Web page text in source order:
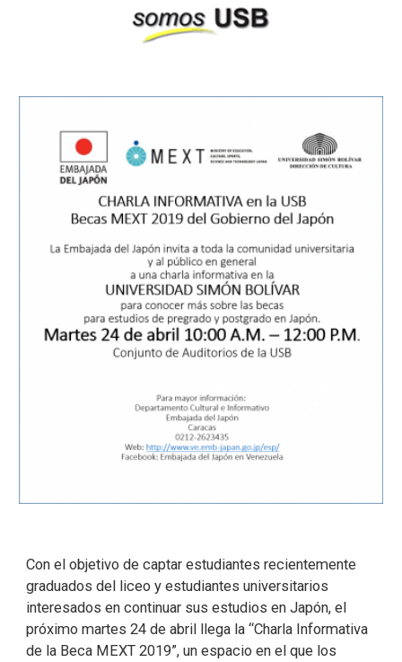
Con el objetivo de captar estudiantes recientemente
graduados del liceo y estudiantes universitarios
interesados en continuar sus estudios en Japón, el
próximo martes 24 de abril llega la “Charla Informativa
de la Beca MEXT 2019”, un espacio en el que los